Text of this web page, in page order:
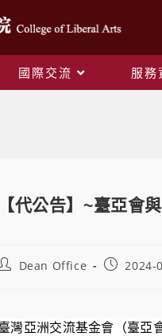
國際交流 服務
【代公告】~臺亞會
Dean Office 2024-
灣亞洲交流基金會（臺亞